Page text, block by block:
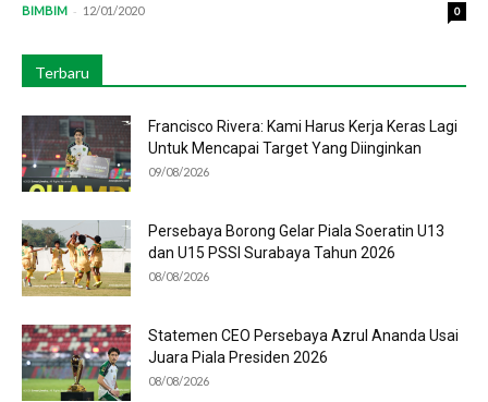
BIMBIM - 12/01/2020 0
Terbaru
Francisco Rivera: Kami Harus Kerja Keras Lagi
Untuk Mencapai Target Yang Diinginkan
09/08/2026
Persebaya Borong Gelar Piala Soeratin U13
dan U15 PSSI Surabaya Tahun 2026
08/08/2026
Statemen CEO Persebaya Azrul Ananda Usai
Juara Piala Presiden 2026
08/08/2026